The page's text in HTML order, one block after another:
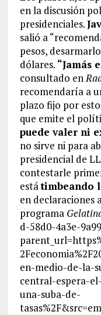
en la discusión
presidenciales.
salió a
pesos,
dólares. “Jamás
consultado en
recomendaría a
plazo fijo por
que emite el
puede valer ni
no sirve ni para
presidencial de
contestarle
estátimbeando
en declaraciones
programa
d-58d0-4a3e-
en-medio-de-la-
central-espera-
una-suba-de-